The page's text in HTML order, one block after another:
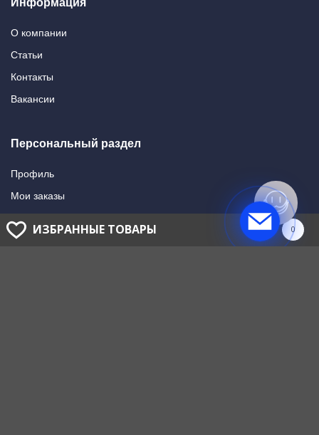
О компании
Статьи
Контакты
Вакансии
Персональный раздел
Профиль
Мои заказы
Мои подписки
Написать в поддержку
ИЗБРАННЫЕ ТОВАРЫ 0